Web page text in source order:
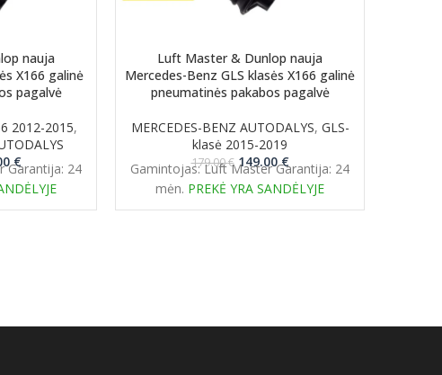
nauja
X166 galinė
pagalvė
2012-2015,
€.
€Current
price
is:
149.00 €.
Garantija: 24
Luft Master & Dunlop nauja
Mercedes-Benz GLS klasės X166 galinė
pneumatinės pakabos pagalvė
MERCEDES-BENZ AUTODALYS, GLS-
klasė 2015-2019
179.00€ Original
price
was:
179.00 €.
149.00€Current
price
is:
149.00 €.
Gamintojas: Luft Master Garantija: 24
mėn. PREKĖ YRA SANDĖLYJE